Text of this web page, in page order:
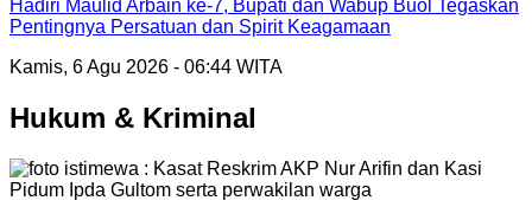
Hadiri Maulid Arbain ke-7, Bupati dan Wabup Buol Tegaskan
Pentingnya Persatuan dan Spirit Keagamaan
Kamis, 6 Agu 2026 - 06:44 WITA
Hukum & Kriminal